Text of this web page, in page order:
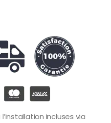
incluses via